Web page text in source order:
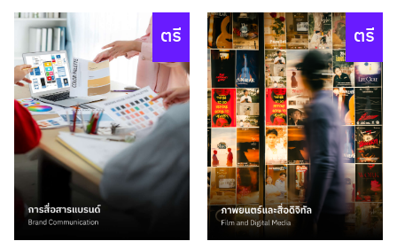
ตรี ตรี